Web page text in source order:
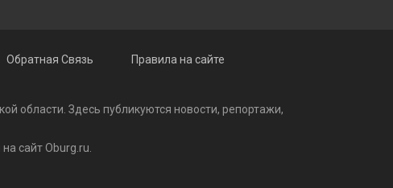
Обратная Связь Правила на сайте
области. Здесь публикуются новости, репортажи,
сайт Oburg.ru.